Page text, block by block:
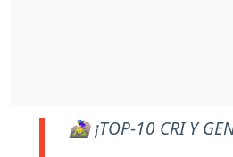
🚵‍♀️ ¡TOP-10 CRI Y